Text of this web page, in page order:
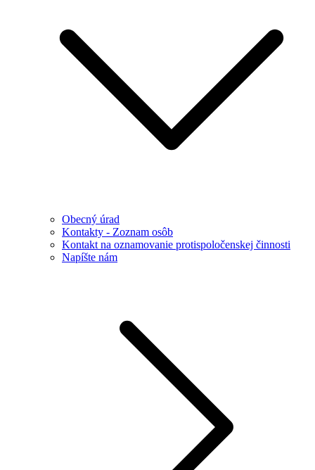
Obecný úrad
Kontakty - Zoznam osôb
Kontakt na oznamovanie protispoločenskej činnosti
Napíšte nám